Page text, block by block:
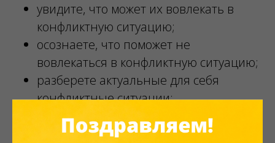
увидите, что может их вовлекать в
конфликтную ситуацию;
осознаете, что поможет не
вовлекаться в конфликтную ситуацию;
разберете актуальные для себя
конфликтные ситуации;
сориентируетесь в причинах
конфликтов, существующих в салонах